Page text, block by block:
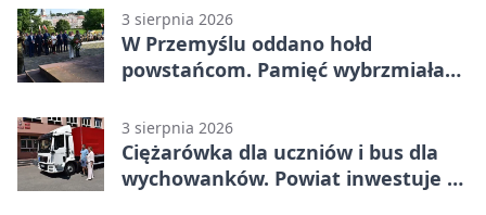
3 sierpnia 2026
W Przemyślu oddano hołd
powstańcom. Pamięć wybrzmiała
3 sierpnia 2026
Ciężarówka dla uczniów i bus dla
wychowanków. Powiat inwestuje w